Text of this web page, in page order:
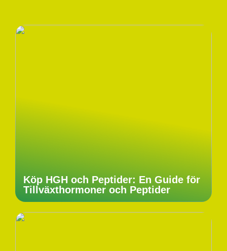
Köp HGH och Peptider: En Guide för
Tillväxthormoner och Peptider